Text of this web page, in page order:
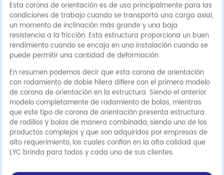
Esta corona de orientación es de uso principalmente para las
condiciones de trabajo cuando se transporta una carga axial,
un momento de inclinación más grande y una baja
resistencia a la fricción. Esta estructura proporciona un buen
rendimiento cuando se encaja en una instalación cuando se
puede permitir una cantidad de deformación.
En resumen podemos decir que esta corona de orientación
con rodamiento de doble hilera difiere con el primero modelo
de corona de orientación en la estructura. Siendo el anterior
modelo completamente de rodamiento de bolas, mientras
que este tipo de corona de orientación presenta estructura
de rodillos y bolas de manera combinada, siendo uno de los
productos complejos y que son adquiridos por empresas de
alto requerimiento, los cuales confian en la alta calidad que
LYC brinda para todos y cada uno de sus clientes.